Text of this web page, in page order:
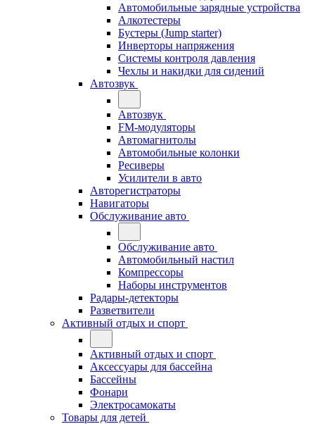
Автомобильные зарядные устройства
Алкотестеры
Бустеры (Jump starter)
Инверторы напряжения
Системы контроля давления
Чехлы и накидки для сидений
Автозвук
Автозвук
FM-модуляторы
Автомагнитолы
Автомобильные колонки
Ресиверы
Усилители в авто
Авторегистраторы
Навигаторы
Обслуживание авто
Обслуживание авто
Автомобильный настил
Компрессоры
Наборы инструментов
Радары-детекторы
Разветвители
Активный отдых и спорт
Активный отдых и спорт
Аксессуары для бассейна
Бассейны
Фонари
Электросамокаты
Товары для детей